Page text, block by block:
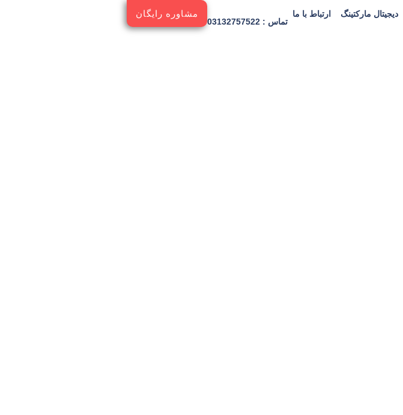
دیجیتال مارکتینگ
ارتباط با ما
تماس : 03132757522
مشاوره رایگان